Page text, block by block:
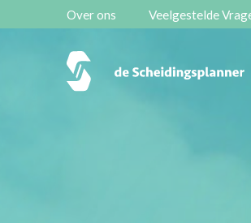
Over ons Veelgestelde
Contact